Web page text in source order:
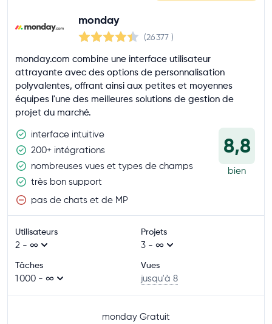
monday
(26 377 )
monday.com combine une interface utilisateur
attrayante avec des options de personnalisation
polyvalentes, offrant ainsi aux petites et moyennes
équipes l'une des meilleures solutions de gestion de
projet du marché.
interface intuitive
200+ intégrations
nombreuses vues et types de champs
très bon support
pas de chats et de MP
8,8
bien
Utilisateurs
2 - ∞
Projets
3 - ∞
Tâches
1 000 - ∞
Vues
jusqu'à 8
monday Gratuit